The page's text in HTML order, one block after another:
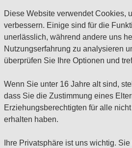
Diese Website verwendet Cookies,
verbessern. Einige sind für die
unerlässlich, während andere uns
Nutzungserfahrung zu analysieren
überprüfen Sie Ihre Optionen und
Wenn Sie unter 16 Jahre alt sind,
dass Sie die Zustimmung eines
Erziehungsberechtigten für alle
erhalten haben.
Ihre Privatsphäre ist uns wichtig.